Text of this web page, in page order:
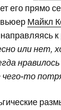
его прямо
Майкл
или нет,
чего-то